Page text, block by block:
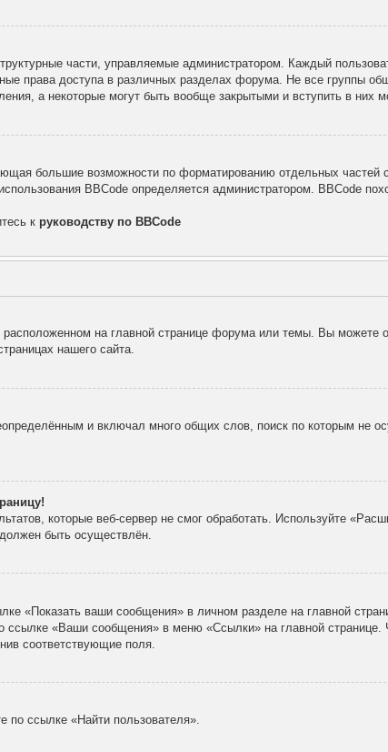
части, управляемые администратором. Каждый
права доступа в различных разделах форума. Не все группы
а некоторые могут быть вообще закрытыми и вступить в
большие возможности по форматированию отдельных частей
BBCode определяется администратором. BBCode
к руководству по BBCode
на главной странице форума или темы. Вы можете
нашего сайта.
и включал много общих слов, поиск по которым не
которые веб-сервер не смог обработать. Используйте
быть осуществлён.
«Показать ваши сообщения» в личном разделе на главной
ссылке «Ваши сообщения» в меню «Ссылки» на главной странице.
соответствующие поля.
по ссылке «Найти пользователя».